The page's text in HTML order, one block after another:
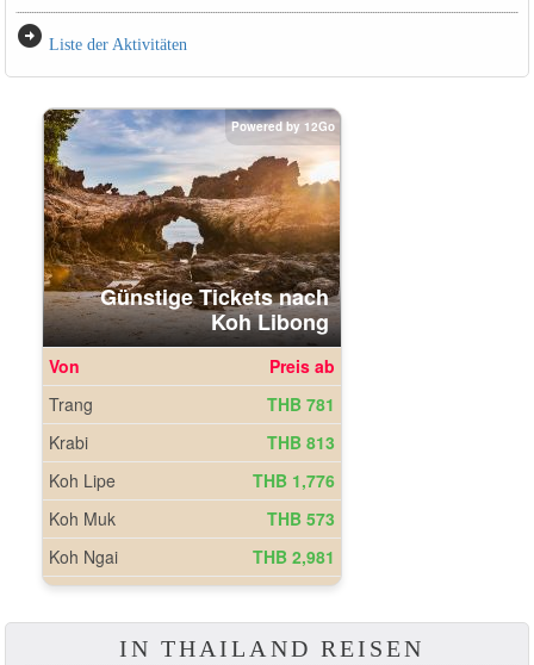
arrow_circle_right Liste der Aktivitäten
IN THAILAND REISEN